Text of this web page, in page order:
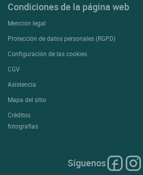
Condiciones de la página web
Mención legal
Protección de datos personales (RGPD)
Configuración de las cookies
CGV
Asistencia
Mapa del sitio
Créditos
fotografías
Síguenos